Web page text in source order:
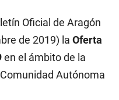
Oficial de Aragón
de 2019) la Oferta
en el ámbito de la
Autónoma